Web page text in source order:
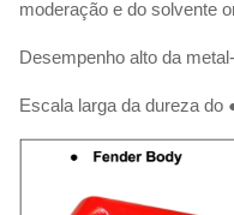
moderação e do solvente
Desempenho alto da
Escala larga da dureza do